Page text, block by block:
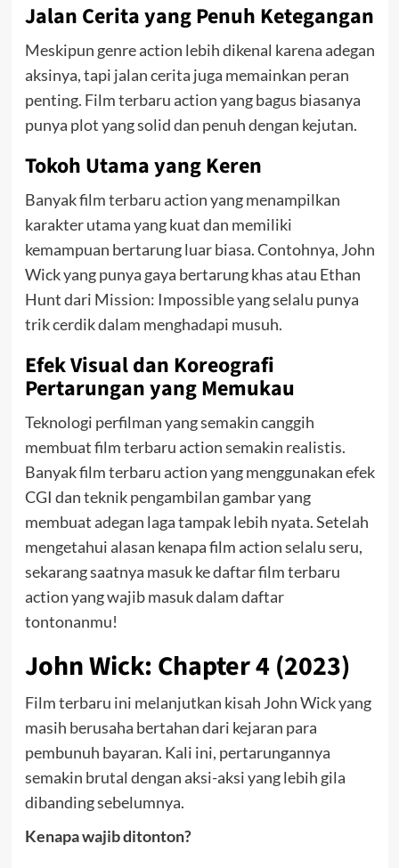
Jalan Cerita yang Penuh Ketegangan
Meskipun genre action lebih dikenal karena adegan
aksinya, tapi jalan cerita juga memainkan peran
penting. Film terbaru action yang bagus biasanya
punya plot yang solid dan penuh dengan kejutan.
Tokoh Utama yang Keren
Banyak film terbaru action yang menampilkan
karakter utama yang kuat dan memiliki
kemampuan bertarung luar biasa. Contohnya, John
Wick yang punya gaya bertarung khas atau Ethan
Hunt dari Mission: Impossible yang selalu punya
trik cerdik dalam menghadapi musuh.
Efek Visual dan Koreografi
Pertarungan yang Memukau
Teknologi perfilman yang semakin canggih
membuat film terbaru action semakin realistis.
Banyak film terbaru action yang menggunakan efek
CGI dan teknik pengambilan gambar yang
membuat adegan laga tampak lebih nyata.Setelah
mengetahui alasan kenapa film action selalu seru,
sekarang saatnya masuk ke daftar film terbaru
action yang wajib masuk dalam daftar
tontonanmu!
John Wick: Chapter 4 (2023)
Film terbaru ini melanjutkan kisah John Wick yang
masih berusaha bertahan dari kejaran para
pembunuh bayaran. Kali ini, pertarungannya
semakin brutal dengan aksi-aksi yang lebih gila
dibanding sebelumnya.
Kenapa wajib ditonton?